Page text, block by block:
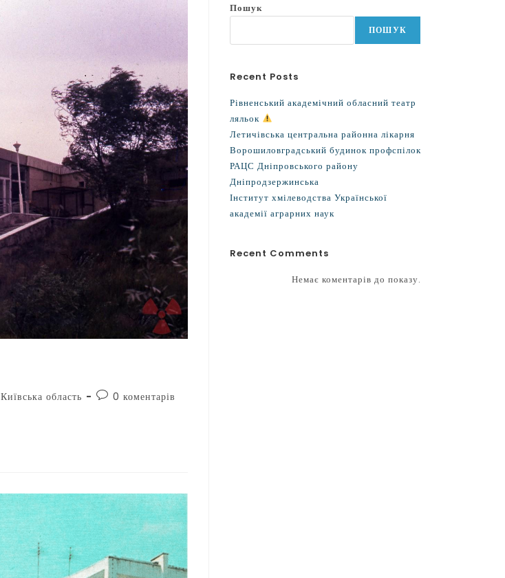
Київська область 0 коментарів
Пошук
ПОШУК
Recent Posts
Рівненський академічний обласний театр
ляльок
Летичівська центральна районна лікарня
Ворошиловградський будинок профспілок
РАЦС Дніпровського району
Дніпродзержинська
Інститут хмілеводства Української
академії аграрних наук
Recent Comments
Немає коментарів до показу.